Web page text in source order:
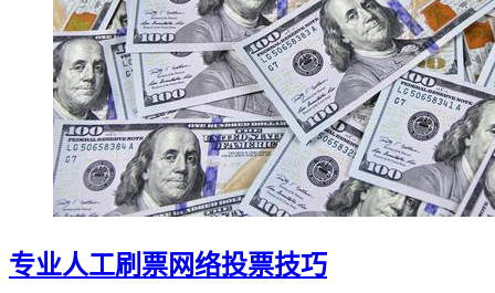
专业人工刷票网络投票技巧